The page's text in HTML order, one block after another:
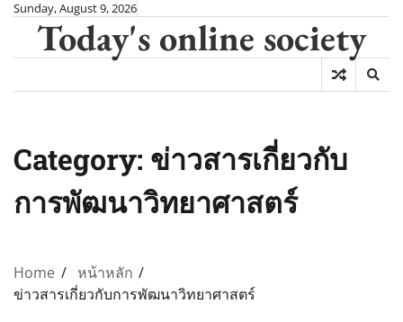
Skip
content
Sunday, August 9, 2026
Today's online society
Category: ข่าวสารเกี่ยวกับ
การพัฒนาวิทยาศาสตร์
Home
หน้าหลัก
ข่าวสารเกี่ยวกับการพัฒนาวิทยาศาสตร์